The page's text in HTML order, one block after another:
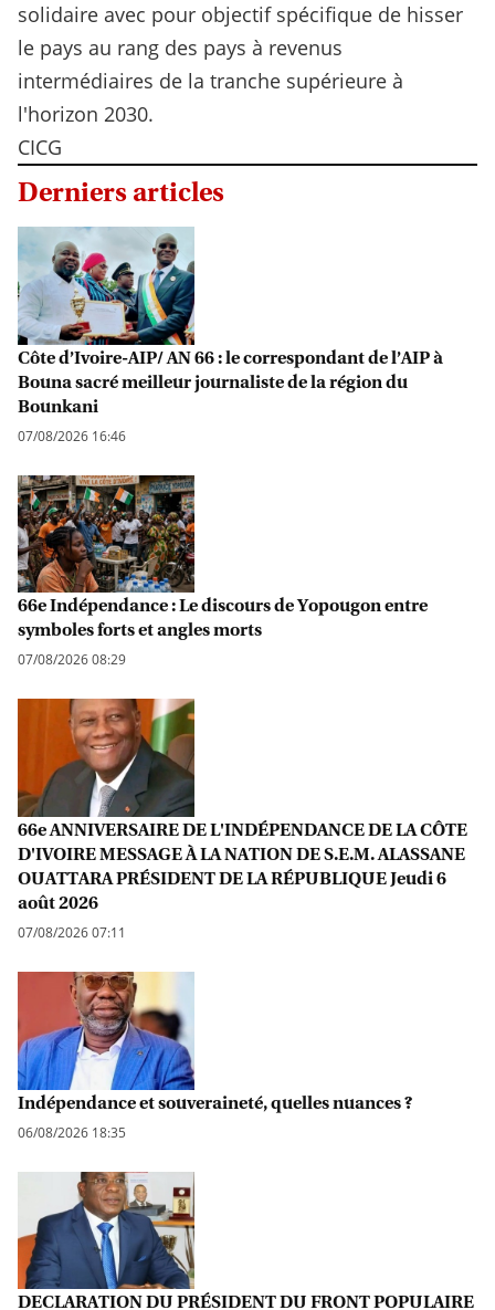
solidaire avec pour objectif spécifique de hisser
le pays au rang des pays à revenus
intermédiaires de la tranche supérieure à
l'horizon 2030.
CICG
Derniers articles
Côte d’Ivoire-AIP/ AN 66 : le correspondant de l’AIP à
Bouna sacré meilleur journaliste de la région du
Bounkani
07/08/2026 16:46
66e Indépendance : Le discours de Yopougon entre
symboles forts et angles morts
07/08/2026 08:29
66e ANNIVERSAIRE DE L'INDÉPENDANCE DE LA CÔTE
D'IVOIRE MESSAGE À LA NATION DE S.E.M. ALASSANE
OUATTARA PRÉSIDENT DE LA RÉPUBLIQUE Jeudi 6
août 2026
07/08/2026 07:11
Indépendance et souveraineté, quelles nuances ?
06/08/2026 18:35
DECLARATION DU PRÉSIDENT DU FRONT POPULAIRE